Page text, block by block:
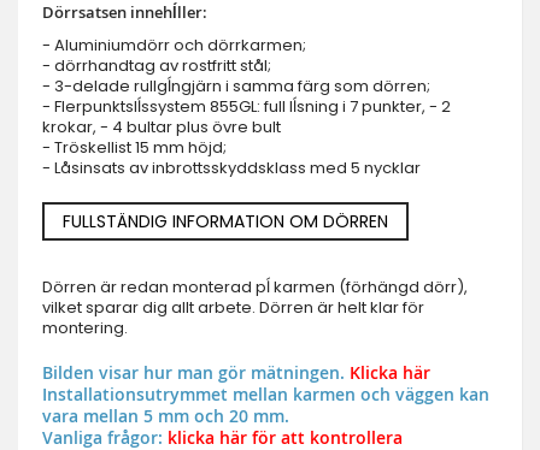
Dörrsatsen innehĺller:
- Aluminiumdörr och dörrkarmen;
- dörrhandtag av rostfritt stål;
- 3-delade rullgĺngjärn i samma färg som dörren;
- Flerpunktslĺssystem 855GL: full lĺsning i 7 punkter, - 2
krokar, - 4 bultar plus övre bult
- Tröskellist 15 mm höjd;
- Låsinsats av inbrottsskyddsklass med 5 nycklar
FULLSTÄNDIG INFORMATION OM DÖRREN
Dörren är redan monterad pĺ karmen (förhängd dörr),
vilket sparar dig allt arbete. Dörren är helt klar för
montering.
Bilden visar hur man gör mätningen. Klicka här
Installationsutrymmet mellan karmen och väggen kan
vara mellan 5 mm och 20 mm.
Vanliga frågor: klicka här för att kontrollera